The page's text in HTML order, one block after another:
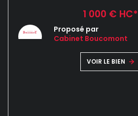
1 000 € HC*
Proposé par
Cabinet Boucomont
VOIR LE BIEN